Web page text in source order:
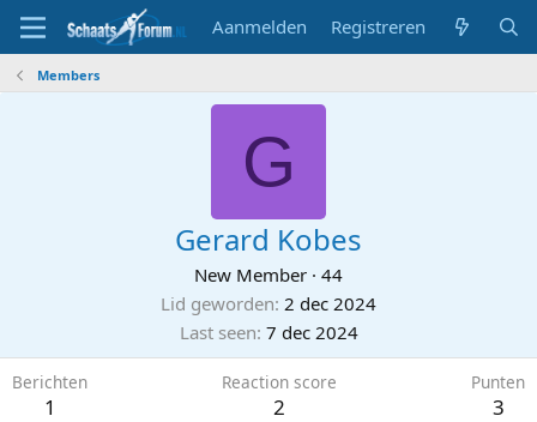
Aanmelden Registreren
Members
G
Gerard Kobes
New Member · 44
Lid geworden 2 dec 2024
Last seen 7 dec 2024
Berichten
1
Reaction score
2
Punten
3